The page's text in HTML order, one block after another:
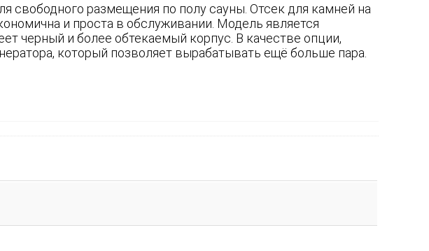
свободного размещения по полу сауны. Отсек для камней на
и проста в обслуживании. Модель является
черный и более обтекаемый корпус. В качестве опции,
который позволяет вырабатывать ещё больше пара.